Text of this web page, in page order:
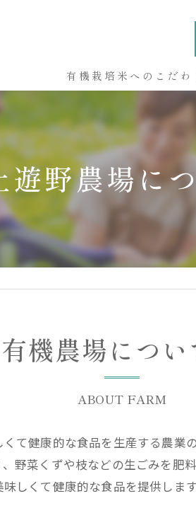
有機栽培米へのこだわ
遊野農場に
機農場につ
ABOUT FARM
て健康的な食品を生産する農業
野菜くずや枝などの生ごみを肥
しくて健康的な食品を提供します